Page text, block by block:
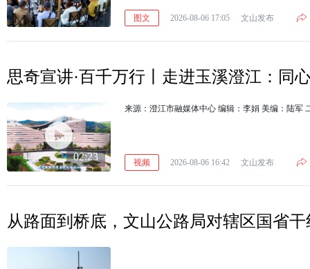
图文 2026-08-06 17:05 文山发布
思奇宣讲·百千万行丨走进玉溪澄江：同
02:23 视频 2026-08-06 16:42 文山发布
从路面到桥底，文山公路局对辖区国省